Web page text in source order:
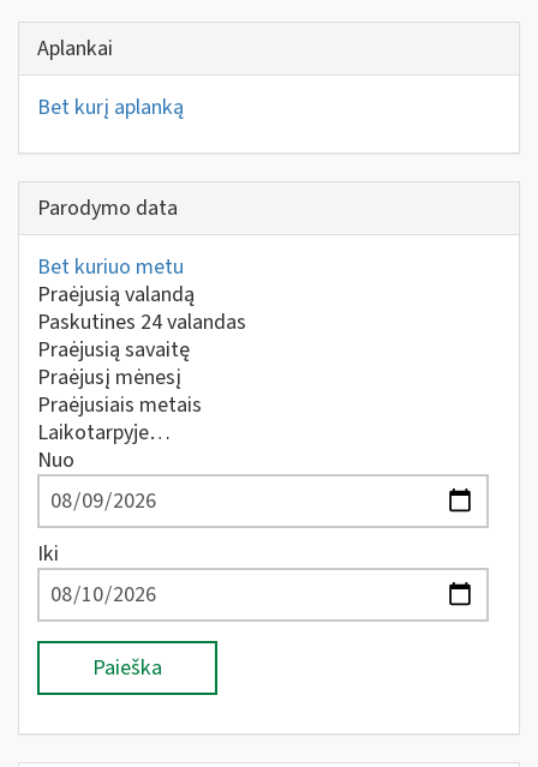
Aplankai
Bet kurį aplanką
Parodymo data
Bet kuriuo metu
Praėjusią valandą
Paskutines 24 valandas
Praėjusią savaitę
Praėjusį mėnesį
Praėjusiais metais
Laikotarpyje…
Nuo
Iki
Paieška